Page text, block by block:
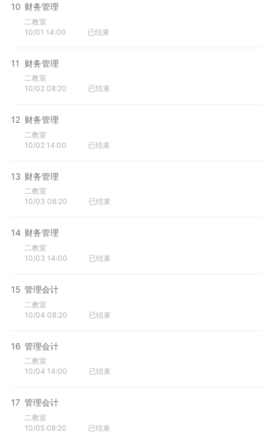
10 财务管理
二教室
10/01 14:00
已结束
11 财务管理
二教室
10/02 08:20
已结束
12 财务管理
二教室
10/02 14:00
已结束
13 财务管理
二教室
10/03 08:20
已结束
14 财务管理
二教室
10/03 14:00
已结束
15 管理会计
二教室
10/04 08:20
已结束
16 管理会计
二教室
10/04 14:00
已结束
17 管理会计
二教室
10/05 08:20
已结束